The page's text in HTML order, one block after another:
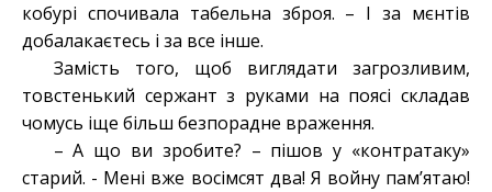
кобурі спочивала табельна зброя. – І за мєнтів
добалакаєтесь і за все інше.
Замість того, щоб виглядати загрозливим,
товстенький сержант з руками на поясі складав
чомусь іще більш безпорадне враження.
– А що ви зробите? – пішов у «контратаку»
старий. - Мені вже восімсят два! Я войну пам’ятаю!